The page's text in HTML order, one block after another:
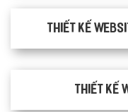
Thiết kế
Thiết kế